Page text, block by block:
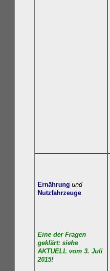
Ernährung und
Nutzfahrzeuge
Eine der Fragen
geklärt: siehe
AKTUELL vom 3. Juli
2015!